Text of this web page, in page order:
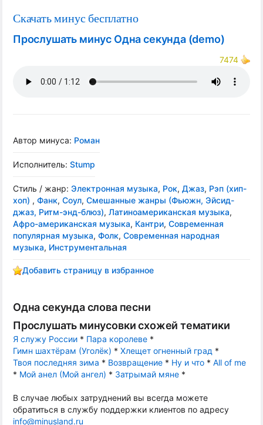
Скачать минус бесплатно
Прослушать минус Одна секунда (demo)
7474
Автор минуса: Роман
Исполнитель: Stump
Стиль / жанр: Электронная музыка, Рок, Джаз, Рэп (хип-
хоп) , Фанк, Соул, Смешанные жанры (Фьюжн, Эйсид-
джаз, Ритм-энд-блюз), Латиноамериканская музыка,
Афро-американская музыка, Кантри, Современная
популярная музыка, Фолк, Современная народная
музыка, Инструментальная
Добавить страницу в избранное
Одна секунда слова песни
Прослушать минусовки схожей тематики
Я служу России * Пара королеве *
Гимн шахтёрам (Уголёк) * Хлещет огненный град *
Твоя последняя зима * Возвращение * Ну и что * All of me
* Мой анел (Мой ангел) * Затрымай мяне *
В случае любых затруднений вы всегда можете
обратиться в службу поддержки клиентов по адресу
info@minusland.ru